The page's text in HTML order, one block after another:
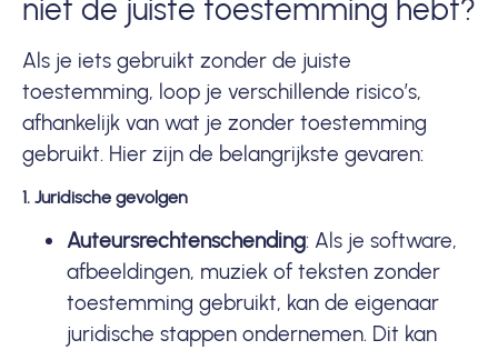
niet de juiste toestemming hebt?
Als je iets gebruikt zonder de juiste
toestemming, loop je verschillende risico’s,
afhankelijk van wat je zonder toestemming
gebruikt. Hier zijn de belangrijkste gevaren:
1. Juridische gevolgen
Auteursrechtenschending: Als je software,
afbeeldingen, muziek of teksten zonder
toestemming gebruikt, kan de eigenaar
juridische stappen ondernemen. Dit kan